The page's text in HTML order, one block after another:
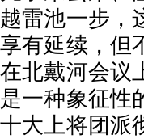
越雷池一步，
享有延续，但
在北戴河会议
是一种象征性
十大上将团派